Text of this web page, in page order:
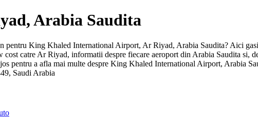
Arabia Saudita
pentru King Khaled International Airport, Ar Riyad, Arabia Saudita? Aici
catre Ar Riyad, informatii despre fiecare aeroport din Arabia Saudita si,
pentru a afla mai multe despre King Khaled International Airport, Arabia
Saudi Arabia